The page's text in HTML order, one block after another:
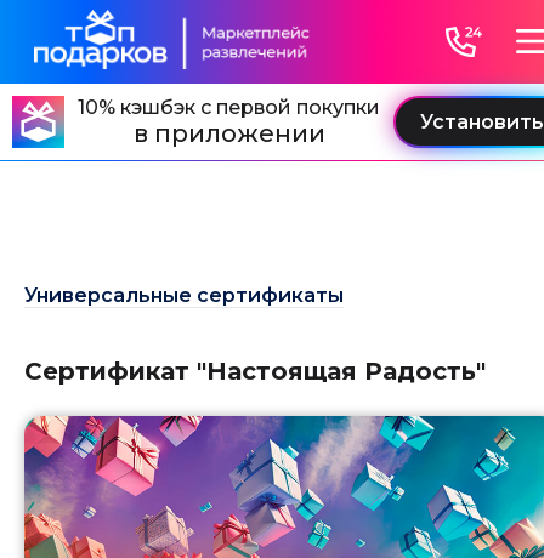
">" />
10% кэшбэк с первой покупки
в приложении
Универсальные сертификаты
Сертификат "Настоящая Радость"